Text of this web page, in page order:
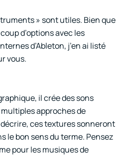
» sont utiles. Bien que
d’options avec les
d’Ableton, j’en ai listé
vous.
il crée des sons
approches de
ces textures sonneront
le bon sens du terme. Pensez
pour les musiques de